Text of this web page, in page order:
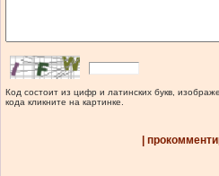
Код состоит из цифр и латинских букв,
кода кликните на картинке.
|